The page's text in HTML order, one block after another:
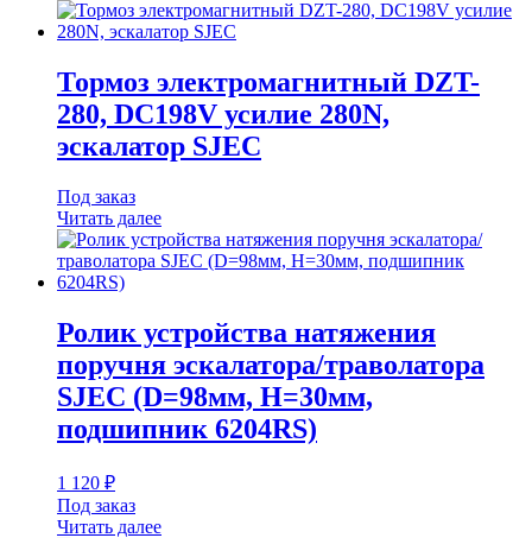
Тормоз электромагнитный DZT-
280, DC198V усилие 280N,
эскалатор SJEC
Под заказ
Читать далее
Ролик устройства натяжения
поручня эскалатора/траволатора
SJEC (D=98мм, H=30мм,
подшипник 6204RS)
1 120 ₽
Под заказ
Читать далее